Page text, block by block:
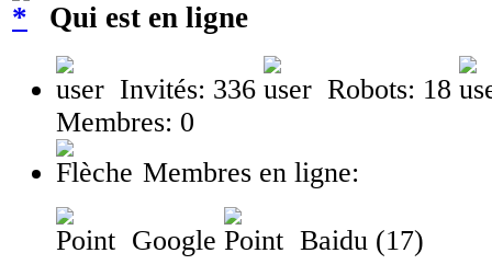
Qui est en ligne
Invités: 336
Robots: 18
Membres: 0
Membres en ligne:
Google Baidu (17)